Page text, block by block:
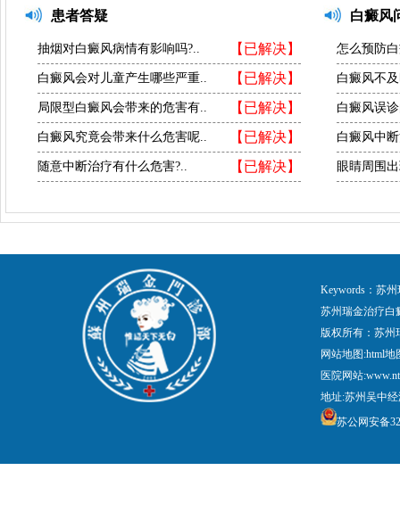
患者答疑
【已解决】
抽烟对白癜风病情有影响吗?..
【已解决】
白癜风会对儿童产生哪些严重..
【已解决】
局限型白癜风会带来的危害有..
【已解决】
白癜风究竟会带来什么危害呢..
【已解决】
随意中断治疗有什么危害?..
白癜风
怎么预防
白癜风不
白癜风误
白癜风中
眼睛周围
Keywords：苏
苏州瑞金治疗白
版权所有：苏
网站地图:html地
医院网站
地址:苏州吴中
苏公网安备